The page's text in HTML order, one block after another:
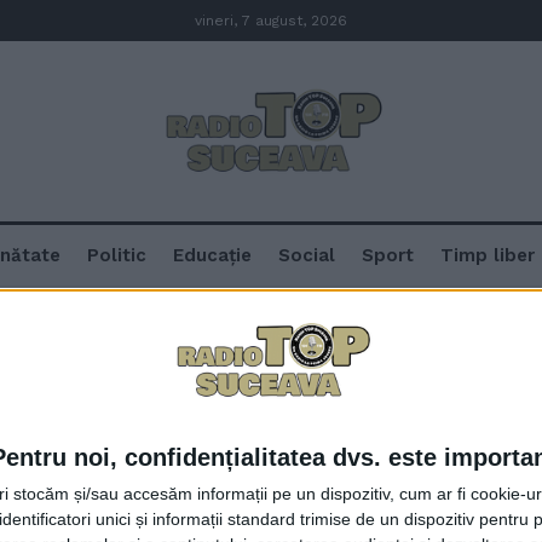
noi, confidențialitatea dvs. este
stocăm și/sau accesăm informații pe un dispozitiv, cum ar fi cookie-
unici și informații standard trimise de un dispozitiv pentru
vineri, 7 august, 2026
Politic Educație Social Sport Timp liber
Ploaie de aproximativ 20 de
Precipitațiile nu au impus